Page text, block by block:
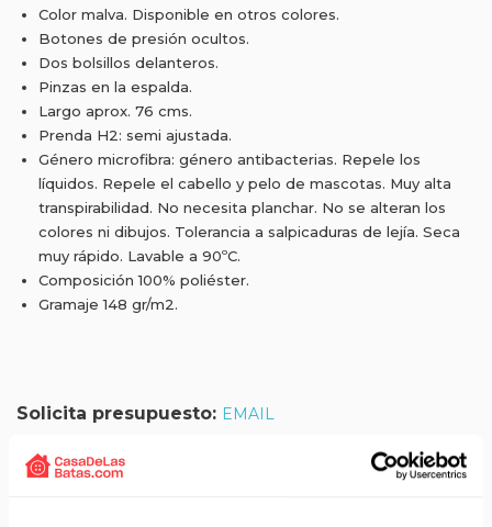
Color malva. Disponible en otros colores.
Botones de presión ocultos.
Dos bolsillos delanteros.
Pinzas en la espalda.
Largo aprox. 76 cms.
Prenda H2: semi ajustada.
Género microfibra: género antibacterias. Repele los
líquidos. Repele el cabello y pelo de mascotas. Muy alta
transpirabilidad. No necesita planchar. No se alteran los
colores ni dibujos. Tolerancia a salpicaduras de lejía. Seca
muy rápido. Lavable a 90ºC.
Composición 100% poliéster.
Gramaje 148 gr/m2.
Solicita presupuesto: EMAIL
Envío gratis a partir de 75 €+IVA (90 € IVA incl.)